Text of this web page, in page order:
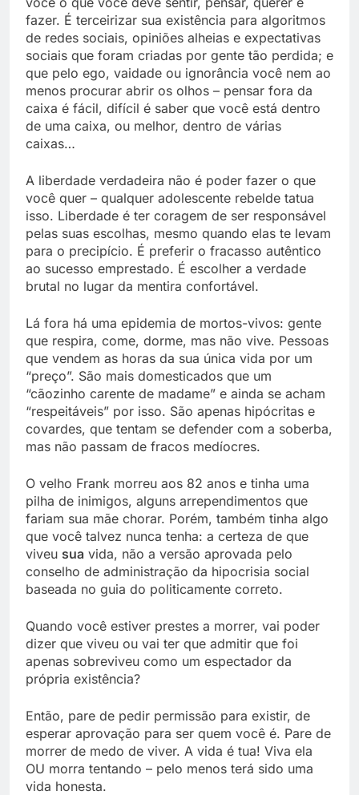
fazer. É terceirizar sua existência para algoritmos
de redes sociais, opiniões alheias e expectativas
sociais que foram criadas por gente tão perdida; e
que pelo ego, vaidade ou ignorância você nem ao
menos procurar abrir os olhos – pensar fora da
caixa é fácil, difícil é saber que você está dentro
de uma caixa, ou melhor, dentro de várias
caixas…
A liberdade verdadeira não é poder fazer o que
você quer – qualquer adolescente rebelde tatua
isso. Liberdade é ter coragem de ser responsável
pelas suas escolhas, mesmo quando elas te levam
para o precipício. É preferir o fracasso autêntico
ao sucesso emprestado. É escolher a verdade
brutal no lugar da mentira confortável.
Lá fora há uma epidemia de mortos-vivos: gente
que respira, come, dorme, mas não vive. Pessoas
que vendem as horas da sua única vida por um
“preço”. São mais domesticados que um
“cãozinho carente de madame” e ainda se acham
“respeitáveis” por isso. São apenas hipócritas e
covardes, que tentam se defender com a soberba,
mas não passam de fracos medíocres.
O velho Frank morreu aos 82 anos e tinha uma
pilha de inimigos, alguns arrependimentos que
fariam sua mãe chorar. Porém, também tinha algo
que você talvez nunca tenha: a certeza de que
viveu sua vida, não a versão aprovada pelo
conselho de administração da hipocrisia social
baseada no guia do politicamente correto.
Quando você estiver prestes a morrer, vai poder
dizer que viveu ou vai ter que admitir que foi
apenas sobreviveu como um espectador da
própria existência?
Então, pare de pedir permissão para existir, de
esperar aprovação para ser quem você é. Pare de
morrer de medo de viver. A vida é tua! Viva ela
OU morra tentando – pelo menos terá sido uma
vida honesta.